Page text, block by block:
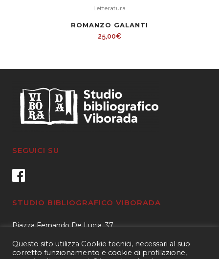
Letteratura
ROMANZO GALANTI
25,00€
SEGUICI SU
STUDIO BIBLIOGRAFICO VIBORADA
Piazza Fernando De Lucia, 37
Tel.3400596959 – 3404632889
Questo sito utilizza Cookie tecnici, necessari al suo
corretto funzionamento e cookie di profilazione,